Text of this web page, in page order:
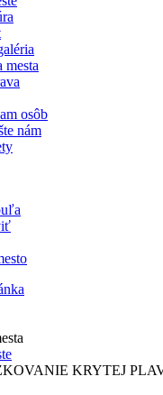
mesta
osôb
nám
KRYTEJ